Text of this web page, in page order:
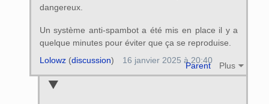
dangereux.
Un système anti-spambot a été mis en place il y a
quelque minutes pour éviter que ça se reproduise.
Parent Plus
Lolowz(discussion) 16 janvier 2025 à 20:40